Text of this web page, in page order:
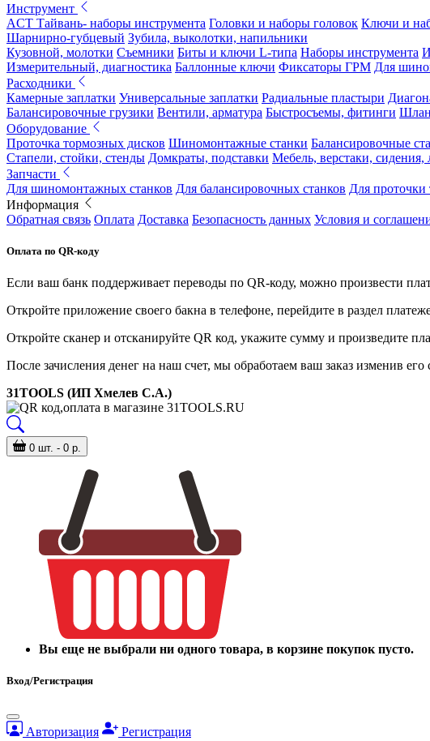
Инструмент
ACT Тайвань- наборы инструмента Головки и наборы головок Ключи и
Шарнирно-губцевый Зубила, выколотки, напильники
Кузовной, молотки Съемники Биты и ключи L-типа Наборы инструмента
Измерительный, диагностика Баллонные ключи Фиксаторы ГРМ Для
Расходники
Камерные заплатки Универсальные заплатки Радиальные пластыри
Балансировочные грузики Вентили, арматура Быстросъемы, фитинги
Оборудование
Проточка тормозных дисков Шиномонтажные станки Балансировочные
Стапели, стойки, стенды Домкраты, подставки Мебель, верстаки, сидения,
Запчасти
Для шиномонтажных станков Для балансировочных станков Для проточки
Информация
Обратная связь Оплата Доставка Безопасность данных Условия и
Оплата по QR-коду
Если ваш банк поддерживает переводы по QR-коду, можно произвести
Откройте приложение своего бакна в телефоне, перейдите в раздел
Откройте сканер и отсканируйте QR код, укажите сумму и произведите
После зачисления денег на наш счет, мы обработаем ваш заказ изменив его
31TOOLS (ИП Хмелев С.А.)
0 шт. - 0 р.
Вы еще не выбрали ни одного товара, в корзине покупок пусто.
Вход/Регистрация
Авторизация Регистрация